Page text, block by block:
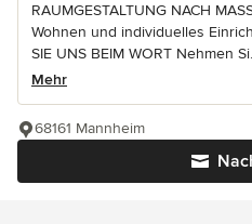
RAUMGESTALTUNG NACH
Wohnen und individuelles
SIE UNS BEIM WORT Nehmen
Mehr
68161 Mannheim